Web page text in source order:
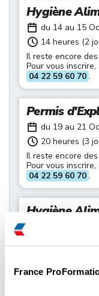
France
Hygiène
du 14 au 15
14 heures (2
Il reste encore
Pour vous
04 22 59 60 70 .
Permis
du 19 au 21
20 heures (3
Il reste encore
Pour vous
04 22 59 60 70 .
Hygiène
04 22 59 60 70 .